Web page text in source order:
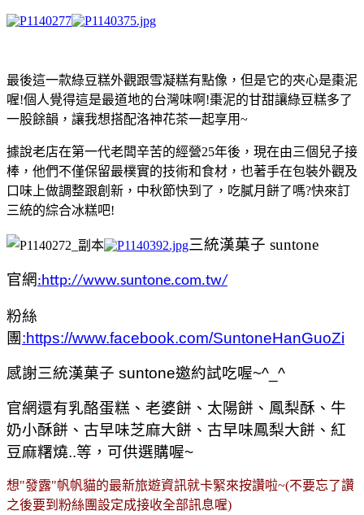
最後這一款綠豆糕外觀跟雪凝糕有點像，但是它的夾心是棗泥
喔!個人覺得這是最道地的台灣味啊!棗泥的甘甜讓綠豆糕多了
一股餘韻，讓我想搭配洛神花茶一起享用~
據說老店在第一代老闆辛苦的經營25年後，現在由三個兒子接
棒，他們不僅保留最樸實的技術和食材，也著手在包裝外觀及
口味上做調整跟創新，中秋節快到了，吃膩月餅了嗎?快來訂
三統的綜合冰糕吧!
三統漢菓子 suntone
官網 :http://www.suntone.com.tw/
粉絲
團 :https://www.facebook.com/SuntoneHanGuoZi
感謝三統漢菓子 suntone邀約試吃喔~^_^
官網還有乳酪蛋糕、老婆餅、太陽餅、鳳梨酥、牛
奶小酥餅、古早味芝麻大餅、古早味鳳梨大餅、紅
豆麻糬燒..等，可供選購喔~
想"發露"帆帆貓的最新旅遊資訊就卡緊來按讚啦~(不要忘了讚
之後要到粉絲團設定成接收全部訊息喔)